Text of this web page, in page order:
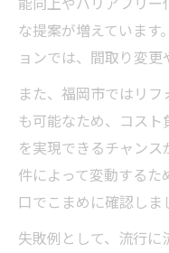
な提案が増えています
ョンでは、間取り変更
また、福岡市ではリ
も可能なため、コス
を実現できるチャン
件によって変動する
口でこまめに確認しま
失敗例として、流行